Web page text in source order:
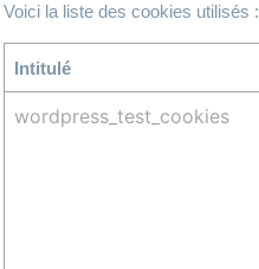
Voici la liste des cookies utilisés :
Intitulé
wordpress_test_cookies